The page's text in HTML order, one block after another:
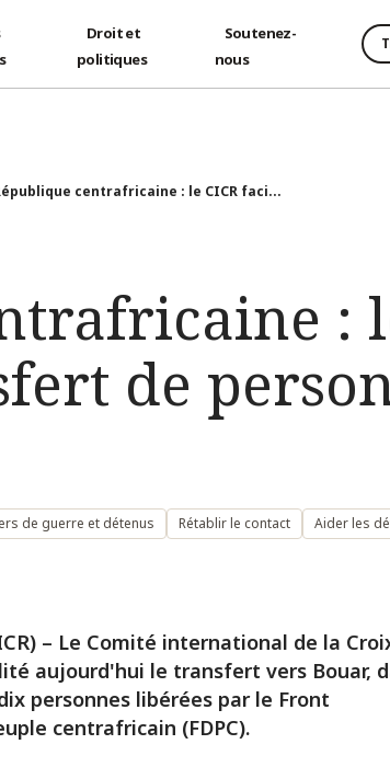
Droit et
politiques
Soutenez-
nous
centrafricaine : le CICR faci...
:
de
de guerre et détenus Rétablir le contact Aider les
– Le Comité international de la
aujourd'hui le transfert vers Bouar,
personnes libérées par le Front
centrafricain (FDPC).